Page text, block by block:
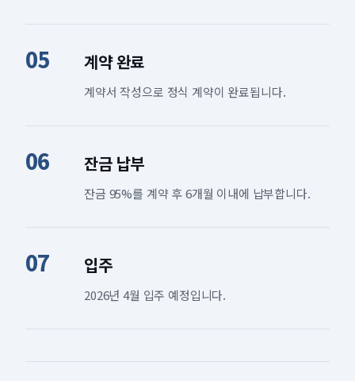
05 계약 완료
계약서 작성으로 정식 계약이 완료됩니다.
06 잔금 납부
잔금 95%를 계약 후 6개월 이내에 납부합니다.
07 입주
2026년 4월 입주 예정입니다.